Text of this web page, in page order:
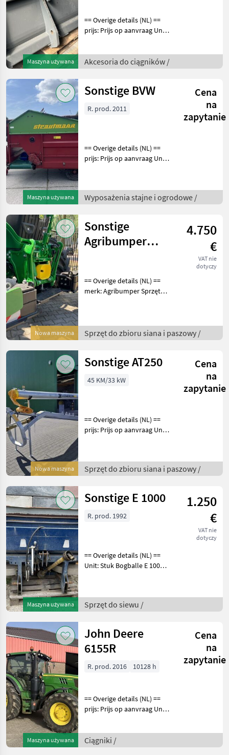
Maszyna używana
== Overige details (NL) ==
prijs: Prijs op aanvraag Unit:
KT356 KT307 KT357 KT407
KT457 KT507 KT557 KT429
Akcesoria do ciągników /
Maszyna używana
Sonstige BVW
Cena
na
zapytanie
R. prod. 2011
== Overige details (NL) ==
prijs: Prijs op aanvraag Unit:
30m Hoogte: 1, 80m
Uitwerphoogte afvoerband:
Wyposażenia stajne i ogrodowe /
Nowa maszyna
Sonstige
Agribumper
4.750
€
VAT nie
dotyczy
== Overige details (NL) ==
merk: Agribumper Sprzęt
Sprzęt do zbioru siana i paszowy /
Nowa maszyna
Sonstige AT250
Cena
na
zapytanie
45 KM/33 kW
== Overige details (NL) ==
prijs: Prijs op aanvraag Unit:
250/5 in gegalvaniseerde
uitvoering Buisdiameter
Sprzęt do zbioru siana i paszowy /
Maszyna używana
Sonstige E 1000
1.250
€
VAT nie
dotyczy
R. prod. 1992
== Overige details (NL) ==
Unit: Stuk Bogballe E 1000
do siewu Rozsiewacze
uniwersalne
Sprzęt do siewu /
Maszyna używana
John Deere
6155R
Cena
na
zapytanie
R. prod. 2016 10128 h
== Overige details (NL) ==
prijs: Prijs op aanvraag Unit:
3 Aftakastoerental achter:
540 + 540E + 1000 Hy
Ciągniki /